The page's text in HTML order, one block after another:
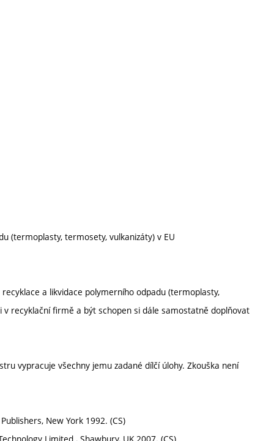
(termoplasty, termosety, vulkanizáty) v EU
a likvidace polymerního odpadu (termoplasty,
recyklační firmě a být schopen si dále samostatně doplňovat
vypracuje všechny jemu zadané dílčí úlohy. Zkouška není
New York 1992. (CS)